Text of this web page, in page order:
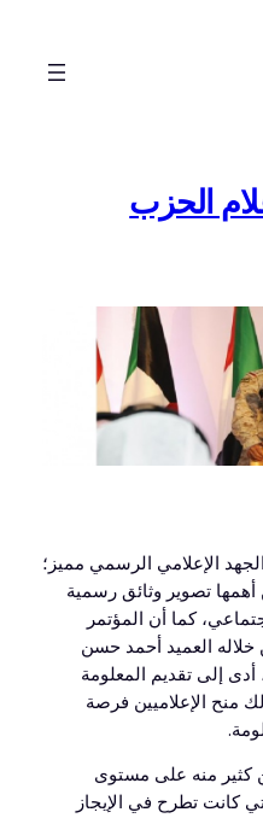
الحزب
الإعلامي الرسمي مميز؛
تصوير وثائق رسمية
كما أن المؤتمر
العميد أحمد حسن
إلى تقديم المعلومة
منح الإعلاميين فرصة
كثير منه على مستوى
كانت تطرح في الإيجاز